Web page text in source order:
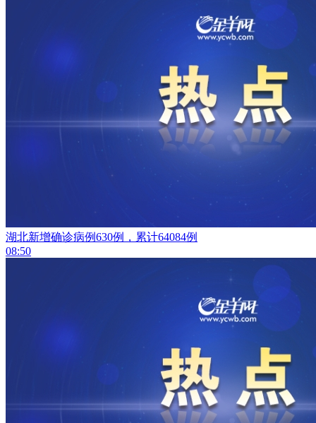
湖北新增确诊病例630例，累计64084例
08:50